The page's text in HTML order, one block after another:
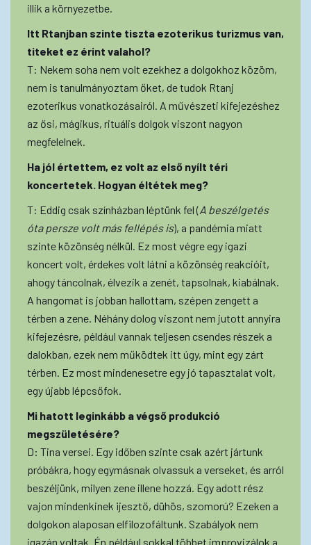
illik a környezetbe.
Itt Rtanjban szinte tiszta ezoterikus turizmus van,
titeket ez érint valahol?
T: Nekem soha nem volt ezekhez a dolgokhoz közöm,
nem is tanulmányoztam őket, de tudok Rtanj
ezoterikus vonatkozásairól. A művészeti kifejezéshez
az ősi, mágikus, rituális dolgok viszont nagyon
megfelelnek.
Ha jól értettem, ez volt az első nyílt téri
koncertetek. Hogyan éltétek meg?
T: Eddig csak színházban léptünk fel (A beszélgetés
óta persze volt más fellépés is), a pandémia miatt
szinte közönség nélkül. Ez most végre egy igazi
koncert volt, érdekes volt látni a közönség reakcióit,
ahogy táncolnak, élvezik a zenét, tapsolnak, kiabálnak.
A hangomat is jobban hallottam, szépen zengett a
térben a zene. Néhány dolog viszont nem jutott annyira
kifejezésre, például vannak teljesen csendes részek a
dalokban, ezek nem működtek itt úgy, mint egy zárt
térben. Ez most mindenesetre egy jó tapasztalat volt,
egy újabb lépcsőfok.
Mi hatott leginkább a végső produkció
megszületésére?
D: Tina versei. Egy időben szinte csak azért jártunk
próbákra, hogy egymásnak olvassuk a verseket, és arról
beszéljünk, milyen zene illene hozzá. Egy adott rész
vajon mindenkinek ijesztő, dühös, szomorú? Ezeken a
dolgokon alaposan elfilozofáltunk. Szabályok nem
igazán voltak. Én például sokkal többet improvizálok a